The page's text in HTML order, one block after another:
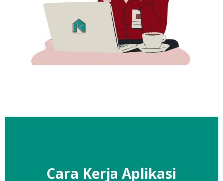
Cara Kerja Aplikasi